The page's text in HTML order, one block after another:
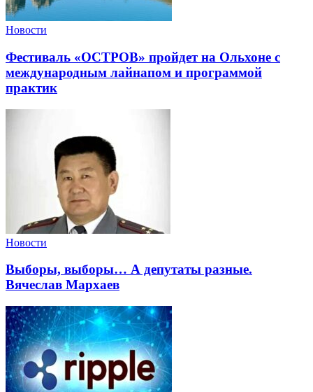
Новости
Фестиваль «ОСТРОВ» пройдет на Ольхоне с
международным лайнапом и программой
практик
Новости
Выборы, выборы… А депутаты разные.
Вячеслав Мархаев